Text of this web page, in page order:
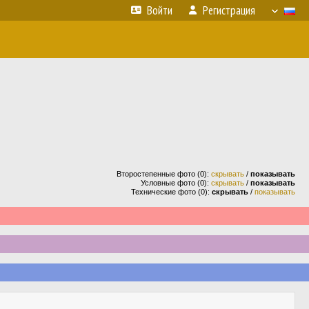
Войти Регистрация
Второстепенные фото (0): скрывать / показывать
Условные фото (0): скрывать / показывать
Технические фото (0): скрывать / показывать